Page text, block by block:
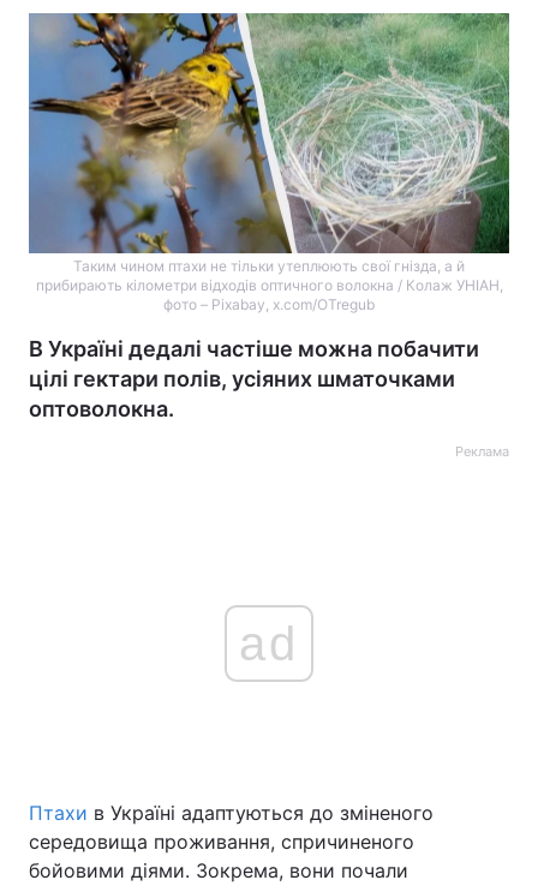
Таким чином птахи не тільки утеплюють свої гнізда, а й
прибирають кілометри відходів оптичного волокна / Колаж УНІАН,
фото – Pixabay, x.com/OTregub
В Україні дедалі частіше можна побачити
цілі гектари полів, усіяних шматочками
оптоволокна.
Реклама
ad
Птахи в Україні адаптуються до зміненого
середовища проживання, спричиненого
бойовими діями. Зокрема, вони почали